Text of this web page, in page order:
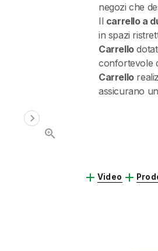

chevron_right
negozi che
Il carrello a
in spazi
Carrello
confortevole
Carrello
assicurano
addVideo add